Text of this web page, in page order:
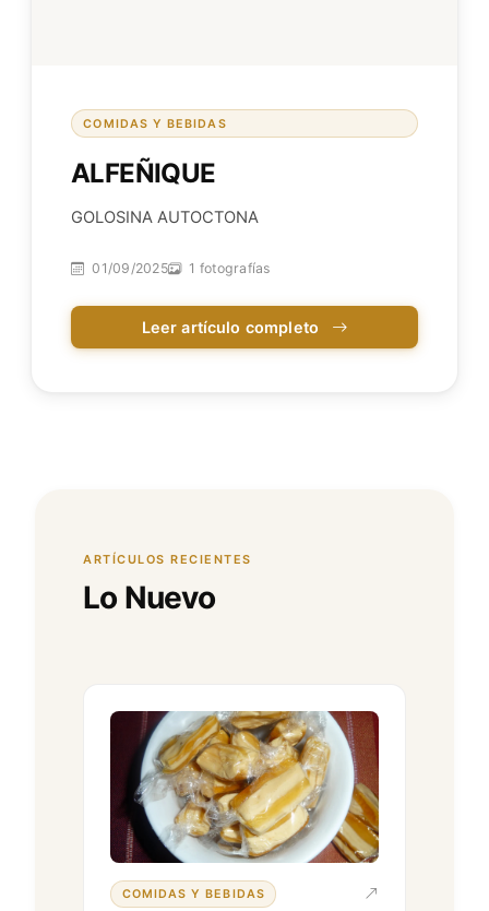
COMIDAS Y BEBIDAS
ALFEÑIQUE
GOLOSINA AUTOCTONA
01/09/2025 1 fotografías
Leer artículo completo
ARTÍCULOS RECIENTES
Lo Nuevo
COMIDAS Y BEBIDAS